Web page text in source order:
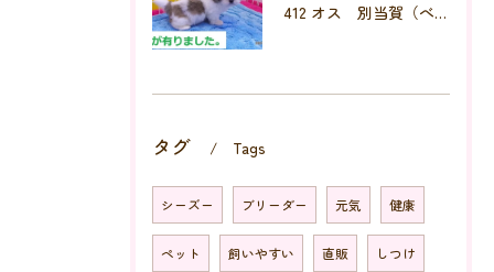
412 オス 別当賀（べっとが）
タグ Tags
シーズー ブリーダー 元気 健康
ペット 飼いやすい 直販 しつけ